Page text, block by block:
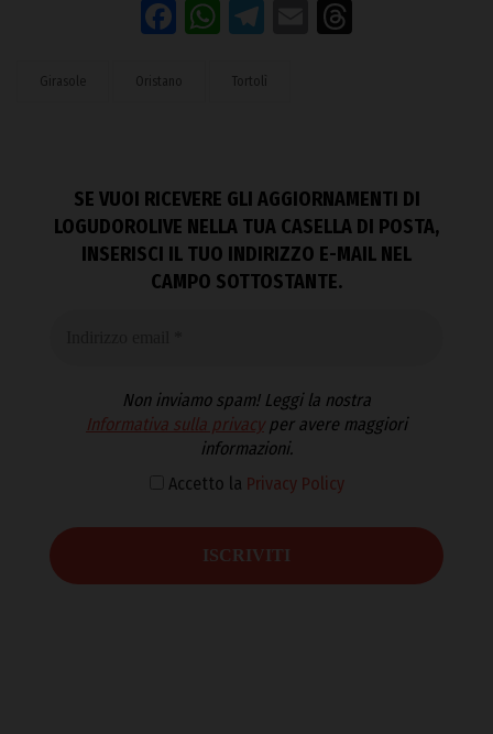
Facebook
WhatsApp
Telegram
Email
Girasole Oristano Tortolì
SE VUOI RICEVERE GLI AGGIORNAMENTI DI
LOGUDOROLIVE NELLA TUA CASELLA DI POSTA,
INSERISCI IL TUO INDIRIZZO E-MAIL NEL
CAMPO SOTTOSTANTE.
Non inviamo spam! Leggi la nostra
Informativa sulla privacyper avere maggiori
informazioni.
Accetto la Privacy Policy